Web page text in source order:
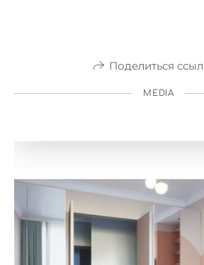
Поделиться
MEDIA